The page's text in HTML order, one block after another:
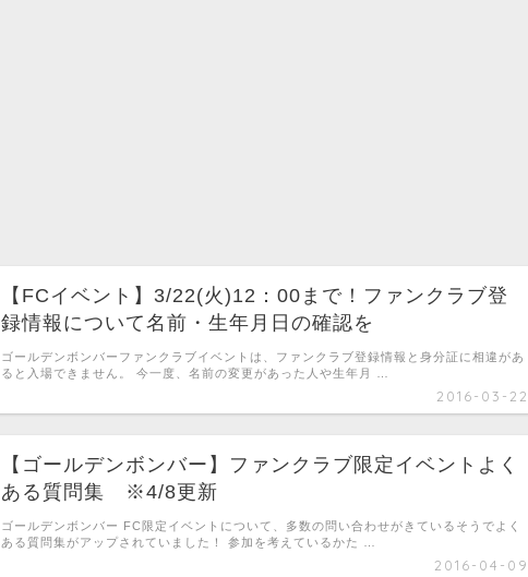
【FCイベント】3/22(火)12：00まで！ファンクラブ登
録情報について名前・生年月日の確認を
2016-03-22
ゴールデンボンバーファンクラブイベントは、ファンクラブ登録情報と身分証に相違があ
ると入場できません。 今一度、名前の変更があった人や生年月 …
【ゴールデンボンバー】ファンクラブ限定イベントよく
ある質問集 ※4/8更新
2016-04-09
ゴールデンボンバー FC限定イベントについて、多数の問い合わせがきているそうでよく
ある質問集がアップされていました！ 参加を考えているかた …